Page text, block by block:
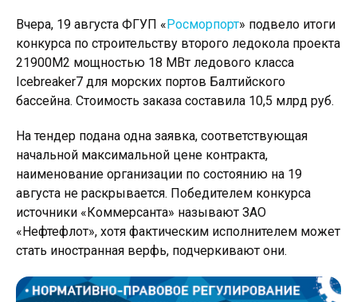
Вчера, 19 августа ФГУП «Росморпорт» подвело итоги
конкурса по строительству второго ледокола проекта
21900М2 мощностью 18 МВт ледового класса
Icebreaker7 для морских портов Балтийского
бассейна. Стоимость заказа составила 10,5 млрд руб.
На тендер подана одна заявка, соответствующая
начальной максимальной цене контракта,
наименование организации по состоянию на 19
августа не раскрывается. Победителем конкурса
источники «Коммерсанта» называют ЗАО
«Нефтефлот», хотя фактическим исполнителем может
стать иностранная верфь, подчеркивают они.